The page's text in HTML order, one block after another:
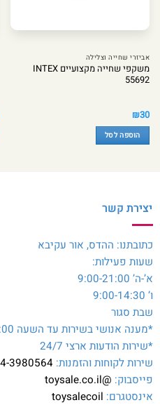
אביזרי שחייה וצלילה
משקפי שחייה מקצועיים INTEX
55692
₪30
הוספה לסל
יצירת קשר
כתובתנו: ההדס, אור עקיבא
שעות פעילות:
א’-ה’ 9:00-21:00
ו’ 9:00-14:30
שבת סגור
*מענה אנושי בשירות עד השעה 20:00
*שירות הודעות ארצי 24/7
שירות לקוחות והזמנות: 3980564
פייסבוק: @toysale.co.il
אינסטגרם: toysalecoil